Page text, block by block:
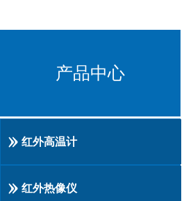
产品中心
红外高温计
红外热像仪